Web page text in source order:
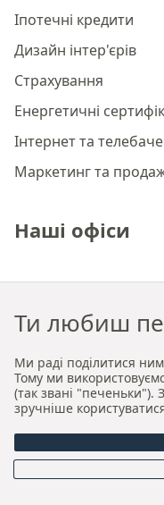
Іпотечні кредити
Дизайн інтер'єрів
Страхування
Енергетичні
Інтернет та
Маркетинг та
Наші офіси
Преміальне
Преміальне
Про нас
Хто ми
Наша авторська
Ти любиш
Ми раді поділитися
Тому ми
(так звані
зручніше